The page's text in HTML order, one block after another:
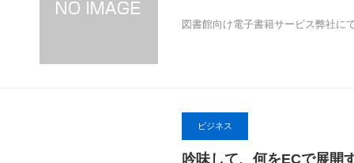
図書館向け電子書籍サービス弊社
ビジネス
吟味して、何をECで展開